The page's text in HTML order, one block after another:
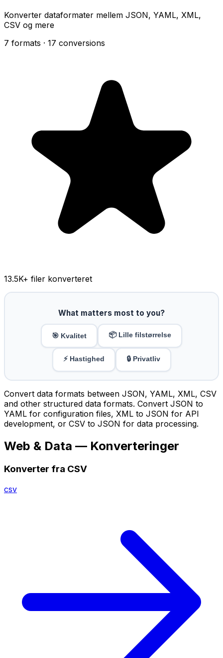
Konverter dataformater mellem JSON, YAML, XML,
CSV og mere
7 formats · 17 conversions
13.5K+ filer konverteret
What matters most to you?
🎯 Kvalitet 📦 Lille filstørrelse
⚡ Hastighed 🔒 Privatliv
Convert data formats between JSON, YAML, XML, CSV
and other structured data formats. Convert JSON to
YAML for configuration files, XML to JSON for API
development, or CSV to JSON for data processing.
Web & Data — Konverteringer
Konverter fra CSV
csv